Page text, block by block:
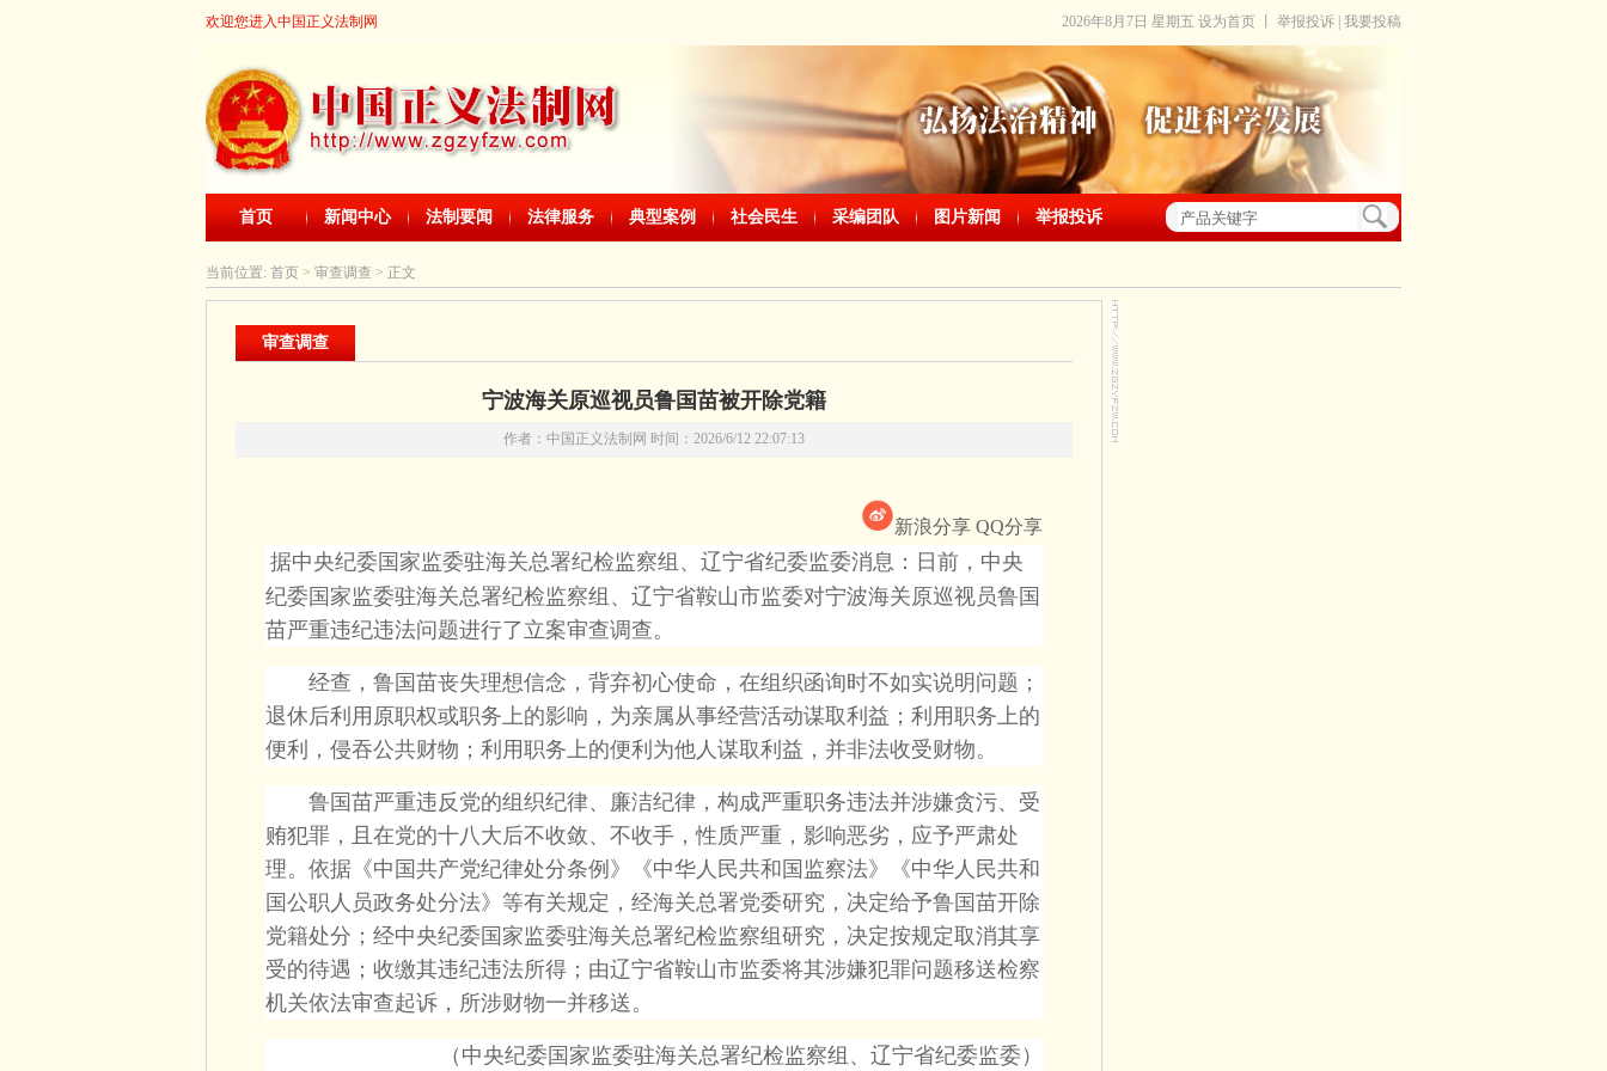
欢迎您进入中国正义法制网 2026年8月7日 星期五 设为首页 举报投诉 我要投稿
首页 新闻中心 法制要闻 法律服务 典型案例 社会民生 采编团队 图片新闻 举报投诉
当前位置: 首页 > 审查调查 > 正文
审查调查
宁波海关原巡视员鲁国苗被开除党籍
作者：中国正义法制网 时间：2026/6/12 22:07:13
新浪分享 QQ分享
据中央纪委国家监委驻海关总署纪检监察组、辽宁省纪委监委消息：日前，中央
纪委国家监委驻海关总署纪检监察组、辽宁省鞍山市监委对宁波海关原巡视员鲁国
苗严重违纪违法问题进行了立案审查调查。
经查，鲁国苗丧失理想信念，背弃初心使命，在组织函询时不如实说明问题；
退休后利用原职权或职务上的影响，为亲属从事经营活动谋取利益；利用职务上的
便利，侵吞公共财物；利用职务上的便利为他人谋取利益，并非法收受财物。
鲁国苗严重违反党的组织纪律、廉洁纪律，构成严重职务违法并涉嫌贪污、受
贿犯罪，且在党的十八大后不收敛、不收手，性质严重，影响恶劣，应予严肃处
理。依据《中国共产党纪律处分条例》《中华人民共和国监察法》《中华人民共和
国公职人员政务处分法》等有关规定，经海关总署党委研究，决定给予鲁国苗开除
党籍处分；经中央纪委国家监委驻海关总署纪检监察组研究，决定按规定取消其享
受的待遇；收缴其违纪违法所得；由辽宁省鞍山市监委将其涉嫌犯罪问题移送检察
机关依法审查起诉，所涉财物一并移送。
（中央纪委国家监委驻海关总署纪检监察组、辽宁省纪委监委）